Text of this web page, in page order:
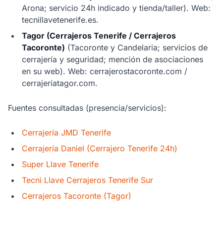
Arona; servicio 24h indicado y tienda/taller). Web:
tecnillavetenerife.es.
Tagor (Cerrajeros Tenerife / Cerrajeros
Tacoronte) (Tacoronte y Candelaria; servicios de
cerrajería y seguridad; mención de asociaciones
en su web). Web: cerrajerostacoronte.com /
cerrajeriatagor.com.
Fuentes consultadas (presencia/servicios):
Cerrajería JMD Tenerife
Cerrajería Daniel (Cerrajero Tenerife 24h)
Super Llave Tenerife
Tecni Llave Cerrajeros Tenerife Sur
Cerrajeros Tacoronte (Tagor)